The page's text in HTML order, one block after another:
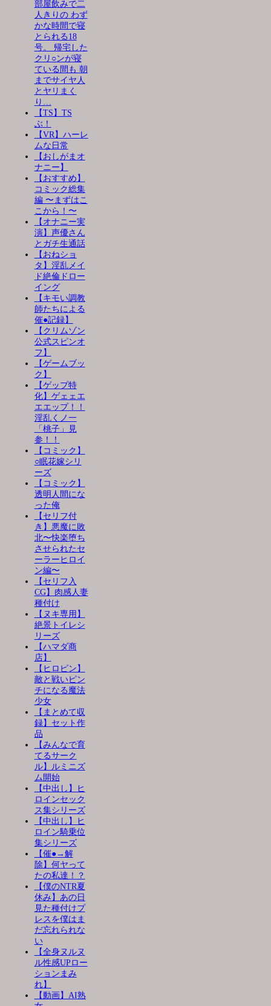
部屋飲みで二
人きりの わず
かな時間で寝
とられる18
号。 帰宅した
クリ○ンが寝
ている間も 朝
までサイヤ人
とヤリまく
り…
【TS】TS
ぶ！
【VR】ハーレ
ムな日常
【おしがまオ
ナニー】
【おすすめ】
コミック総集
編 〜まずはこ
こから！〜
【オナニー実
演】声優さん
とガチ生通話
【おねショ
タ】淫乱メイ
ド絶倫ドロー
イング
【キモい調教
師たちによる
催●記録】
【クリムゾン
公式スピンオ
フ】
【ゲームブッ
ク】
【ゲップ特
化】ゲェェエ
エエップ！！
淫乱くノ一
「桃子」見
参！！
【コミック】
○眠花嫁シリ
ーズ
【コミック】
透明人間にな
った俺
【セリフ付
き】悪魔に敗
北〜快楽堕ち
させられたセ
ーラーヒロイ
ン編〜
【セリフ入
CG】肉感人妻
種付け
【ヌキ専用】
絶景トイレシ
リーズ
【ハマダ商
店】
【ヒロピン】
敵と戦いピン
チになる魔法
少女
【まとめて収
録】セット作
品
【みんなで育
てるサーク
ル】ルミニズ
ム開始
【中出し】ヒ
ロインセック
ス集シリーズ
【中出し】ヒ
ロイン騎乗位
集シリーズ
【催●→解
除】何ヤって
たの私達！？
【僕のNTR夏
休み】あの日
見た種付けプ
レスを僕はま
だ忘れられな
い
【全身ヌルヌ
ル性感UPロー
ションまみ
れ】
【動画】AI熟